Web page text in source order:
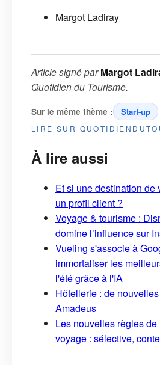
Margot Ladiray
Article signé parMargot
Quotidien du Tourisme.
Sur le même thème : Start-up
LIRE SUR
À lire aussi
Et si une destination de
un profil client ?
Voyage & tourisme :
domine l’influence sur
Vueling s'associe à
immortaliser les
l'été grâce à l'IA
Hôtellerie : de
Amadeus
Les nouvelles règles de
voyage : sélective,